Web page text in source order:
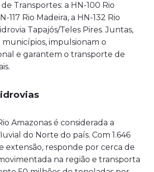
Transportes: a HN-100 Rio
117 Rio Madeira, a HN-132 Rio
Tapajós/Teles Pires. Juntas,
impulsionam o
e garantem o transporte de
Amazonas é considerada a
do Norte do país. Com 1.646
extensão, responde por cerca de
na região e transporta